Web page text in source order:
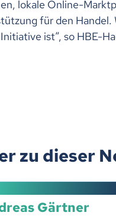
lokale Online-
für den Handel.
ist“, so HBE-
zu dieser
Gärtner